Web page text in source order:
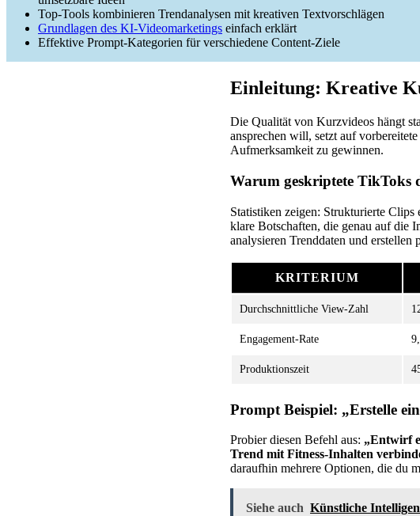
Top-Tools kombinieren Trendanalysen mit kreativen Textvorschlägen
Grundlagen des KI-Videomarketings einfach erklärt
Effektive Prompt-Kategorien für verschiedene Content-Ziele
Einleitung: Kreative
Die Qualität von Kurzvideos hängt
ansprechen will, setzt auf
Aufmerksamkeit zu gewinnen.
Warum geskriptete TikToks
Statistiken zeigen: Strukturierte
klare Botschaften, die genau auf die
analysieren Trenddaten und erstellen
KRITERIUM
Durchschnittliche View-Zahl
Engagement-Rate
Produktionszeit
Prompt Beispiel: „Erstelle
Probier diesen Befehl aus: „Entwirf
Trend mit Fitness-Inhalten
daraufhin mehrere Optionen, die du
Siehe auch Künstliche